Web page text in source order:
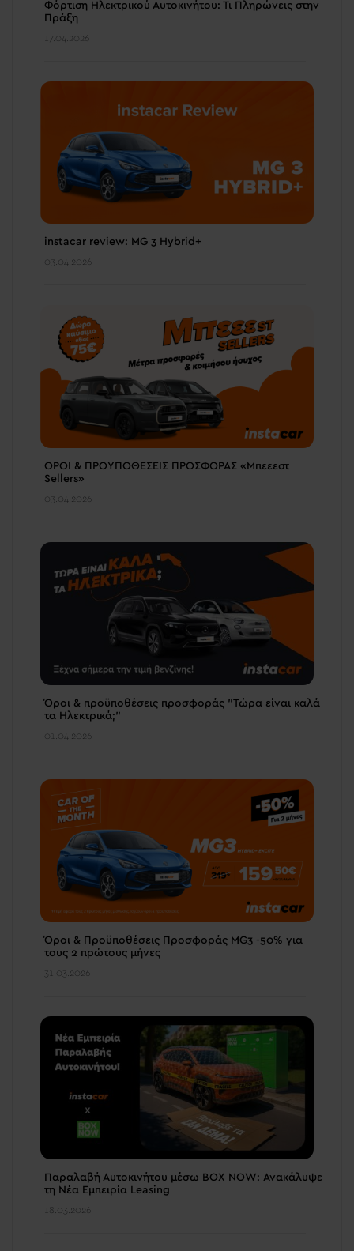
Φόρτιση Ηλεκτρικού Αυτοκινήτου: Τι Πληρώνεις στην
Πράξη
17.04.2026
instacar review: MG 3 Hybrid+
03.04.2026
ΟΡΟΙ & ΠΡΟΥΠΟΘΕΣΕΙΣ ΠΡΟΣΦΟΡΑΣ «Μπεεεστ
Sellers»
03.04.2026
Όροι & προϋποθέσεις προσφοράς "Τώρα είναι καλά
τα Ηλεκτρικά;"
01.04.2026
Όροι & Προϋποθέσεις Προσφοράς MG3 -50% για
τους 2 πρώτους μήνες
31.03.2026
Παραλαβή Αυτοκινήτου μέσω BOX NOW: Ανακάλυψε
τη Νέα Εμπειρία Leasing
18.03.2026